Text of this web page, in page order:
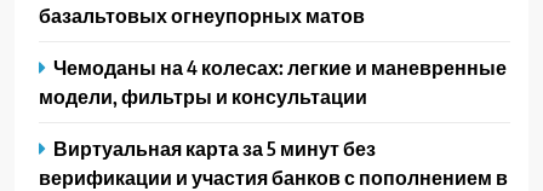
базальтовых огнеупорных матов
Чемоданы на 4 колесах: легкие и маневренные
модели, фильтры и консультации
Виртуальная карта за 5 минут без
верификации и участия банков с пополнением в